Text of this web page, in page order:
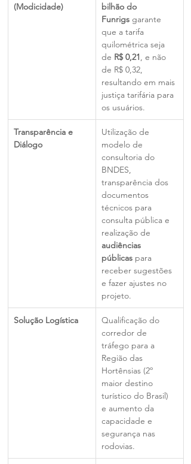
(Modicidade)
bilhão do
Funrigs garante
que a tarifa
quilométrica seja
de R$ 0,21, e não
de R$ 0,32,
resultando em mais
justiça tarifária para
os usuários.
Transparência e
Diálogo
Utilização de
modelo de
consultoria do
BNDES,
transparência dos
documentos
técnicos para
consulta pública e
realização de
audiências
públicas para
receber sugestões
e fazer ajustes no
projeto.
Solução Logística
Qualificação do
corredor de
tráfego para a
Região das
Hortênsias (2º
maior destino
turístico do Brasil)
e aumento da
capacidade e
segurança nas
rodovias.